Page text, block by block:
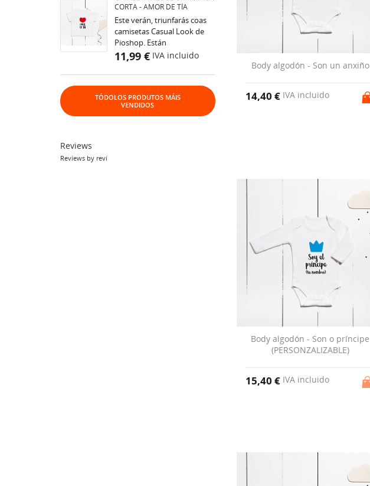
CORTA - AMOR DE TÍA
Este verán, triunfarás coas
camisetas Casual Look de
Pioshop. Están
confeccionadas cun tecido
de algodón 100% peiteado
de excelente calidade e...
11,99 € IVA incluido
TÓDOLOS PRODUTOS MÁIS
VENDIDOS
Reviews
Reviews by revi
Body algodón - Son un anxiño
14,40 €IVA incluido
Body algodón - Son o príncipe
(PERSONZALIZABLE)
15,40 €IVA incluido